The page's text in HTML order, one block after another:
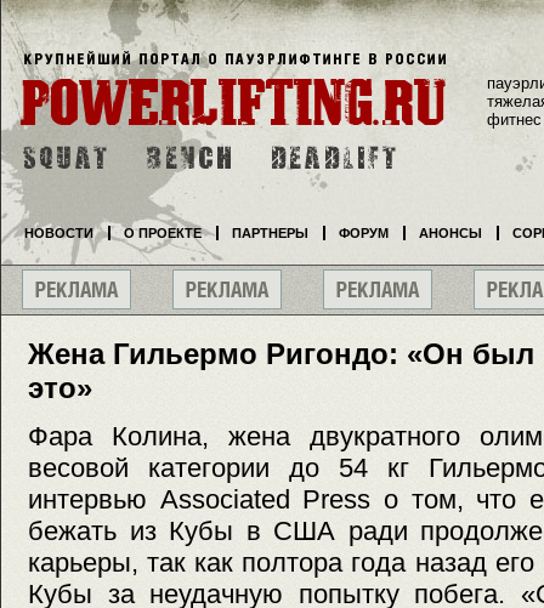
Жена Гильермо Ригондо: «Он был
это»
Фара Колина, жена двукратного
весовой категории до 54 кг
интервью Associated Press о том,
бежать из Кубы в США ради
карьеры, так как полтора года назад
Кубы за неудачную попытку побега.
фитнес
НОВОСТИ О ПРОЕКТЕ ПАРТНЕРЫ ФОРУМ АНОНСЫ